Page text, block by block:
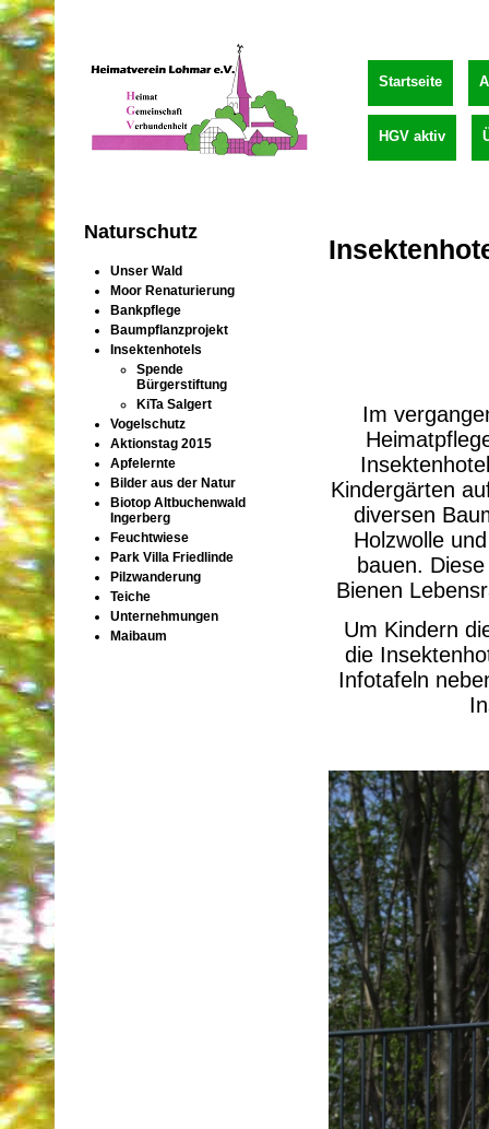
Startseite
HGV aktiv
Naturschutz
Unser Wald
Moor Renaturierung
Bankpflege
Baumpflanzprojekt
Insektenhotels
Spende
Bürgerstiftung
KiTa Salgert
Vogelschutz
Aktionstag 2015
Apfelernte
Bilder aus der Natur
Biotop Altbuchenwald
Ingerberg
Feuchtwiese
Park Villa Friedlinde
Pilzwanderung
Teiche
Unternehmungen
Maibaum
Im
Kindergärten
diversen
Holzwolle
bauen.
Bienen
Um Kindern
die
Infotafeln